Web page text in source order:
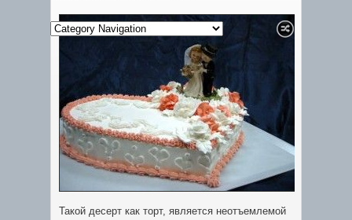
Такой десерт как торт, является неотъемлемой